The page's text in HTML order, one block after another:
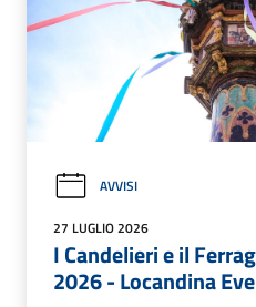
AVVISI
27 LUGLIO 2026
I Candelieri e il
2026 - Locandina